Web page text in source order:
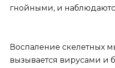
гнойными, и
Воспаление скелетных
вызывается вирусами и